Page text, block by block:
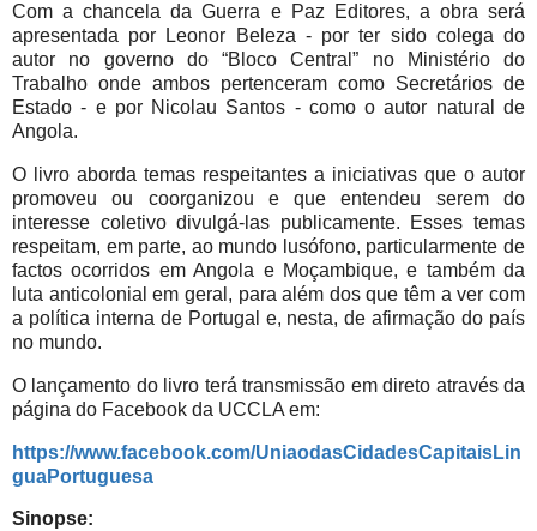
Com a chancela da Guerra e Paz Editores, a obra será
apresentada por Leonor Beleza - por ter sido colega do
autor no governo do “Bloco Central” no Ministério do
Trabalho onde ambos pertenceram como Secretários de
Estado - e por Nicolau Santos - como o autor natural de
Angola.
O livro aborda temas respeitantes a iniciativas que o autor
promoveu ou coorganizou e que entendeu serem do
interesse coletivo divulgá-las publicamente. Esses temas
respeitam, em parte, ao mundo lusófono, particularmente de
factos ocorridos em Angola e Moçambique, e também da
luta anticolonial em geral, para além dos que têm a ver com
a política interna de Portugal e, nesta, de afirmação do país
no mundo.
O lançamento do livro terá transmissão em direto através da
página do Facebook da UCCLA em:
https://www.facebook.com/UniaodasCidadesCapitaisLin
guaPortuguesa
Sinopse: